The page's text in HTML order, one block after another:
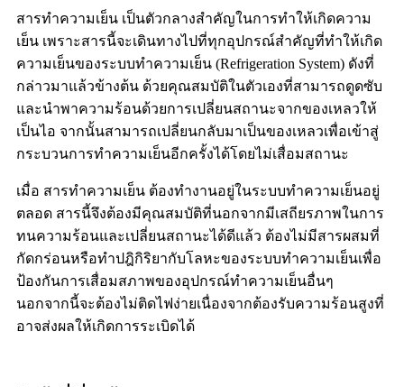
สารทำความเย็น เป็นตัวกลางสำคัญในการทำให้เกิดความ
เย็น เพราะสารนี้จะเดินทางไปที่ทุกอุปกรณ์สำคัญที่ทำให้เกิด
ความเย็นของระบบทำความเย็น (Refrigeration System) ดังที่
กล่าวมาแล้วข้างต้น ด้วยคุณสมบัติในตัวเองที่สามารถดูดซับ
และนำพาความร้อนด้วยการเปลี่ยนสถานะจากของเหลวให้
เป็นไอ จากนั้นสามารถเปลี่ยนกลับมาเป็นของเหลวเพื่อเข้าสู่
กระบวนการทำความเย็นอีกครั้งได้โดยไม่เสื่อมสถานะ
เมื่อ สารทำความเย็น ต้องทำงานอยู่ในระบบทำความเย็นอยู่
ตลอด สารนี้จึงต้องมีคุณสมบัติที่นอกจากมีเสถียรภาพในการ
ทนความร้อนและเปลี่ยนสถานะได้ดีแล้ว ต้องไม่มีสารผสมที่
กัดกร่อนหรือทำปฎิกิริยากับโลหะของระบบทำความเย็นเพื่อ
ป้องกันการเสื่อมสภาพของอุปกรณ์ทำความเย็นอื่นๆ
นอกจากนี้จะต้องไม่ติดไฟง่ายเนื่องจากต้องรับความร้อนสูงที่
อาจส่งผลให้เกิดการระเบิดได้